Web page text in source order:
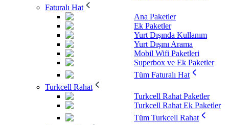
Faturalı Hat
Ana Paketler
Ek Paketler
Yurt Dışında Kullanım
Yurt Dışını Arama
Mobil Wifi Paketleri
Superbox ve Ek Paketler
Tüm Faturalı Hat
Turkcell Rahat
Turkcell Rahat Paketler
Turkcell Rahat Ek Paketler
Tüm Turkcell Rahat